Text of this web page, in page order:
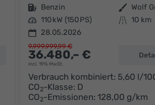
Fahrzeug parken
Kraftstoff Benzin Außenfarbe Wolf
Leistung 110 kW (150 PS) Kilometerstand 10 km
28.05.2026
36.480,– €
incl. 19% MwSt.
9.999.999,99 €
Verbrauch kombiniert: 5,60 l/
CO2-Klasse: D
CO2-Emissionen: 128,00 g/km